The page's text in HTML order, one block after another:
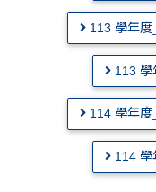
113 學年度
113 學
114 學年度
114 學